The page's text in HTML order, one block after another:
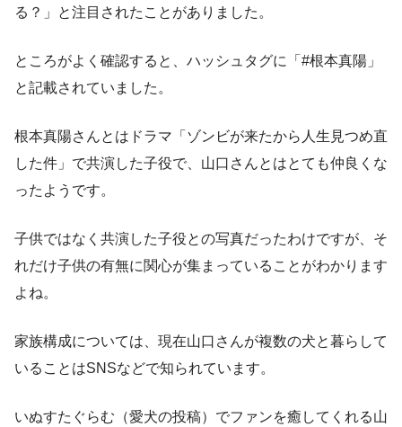
る？」と注目されたことがありました。
ところがよく確認すると、ハッシュタグに「#根本真陽」
と記載されていました。
根本真陽さんとはドラマ「ゾンビが来たから人生見つめ直
した件」で共演した子役で、山口さんとはとても仲良くな
ったようです。
子供ではなく共演した子役との写真だったわけですが、そ
れだけ子供の有無に関心が集まっていることがわかります
よね。
家族構成については、現在山口さんが複数の犬と暮らして
いることはSNSなどで知られています。
いぬすたぐらむ（愛犬の投稿）でファンを癒してくれる山